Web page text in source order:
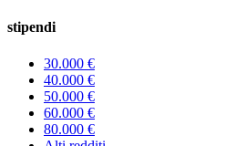
stipendi
30.000 €
40.000 €
50.000 €
60.000 €
80.000 €